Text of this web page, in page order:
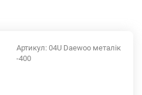
Артикул: 04U Daewoo металік
-400